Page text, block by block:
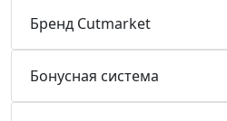
Бренд Cutmarket
Бонусная система